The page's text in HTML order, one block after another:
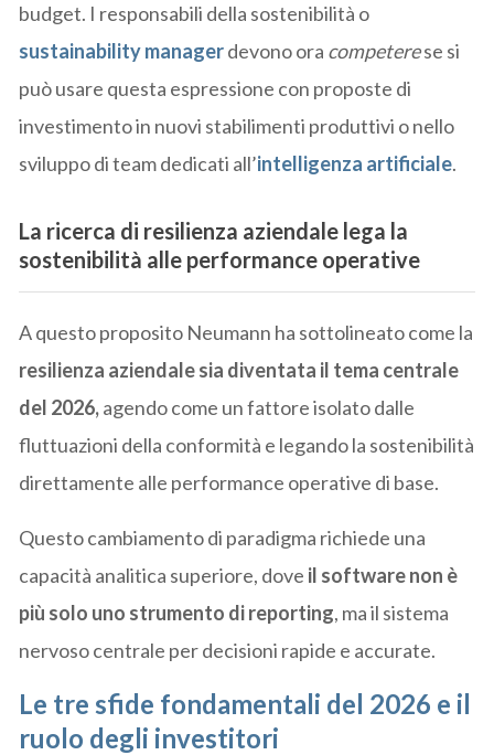
budget. I responsabili della sostenibilità o
sustainability managerdevono ora competerese si
può usare questa espressione con proposte di
investimento in nuovi stabilimenti produttivi o nello
sviluppo di team dedicati all’intelligenza artificiale.
La ricerca di resilienza aziendale lega la
sostenibilità alle performance operative
A questo proposito Neumann ha sottolineato come la
resilienza aziendale sia diventata il tema centrale
del 2026,agendo come un fattore isolato dalle
fluttuazioni della conformità e legando la sostenibilità
direttamente alle performance operative di base.
Questo cambiamento di paradigma richiede una
capacità analitica superiore, dove il software non è
più solo uno strumento di reporting, ma il sistema
nervoso centrale per decisioni rapide e accurate.
Le tre sfide fondamentali del 2026 e il
ruolo degli investitori